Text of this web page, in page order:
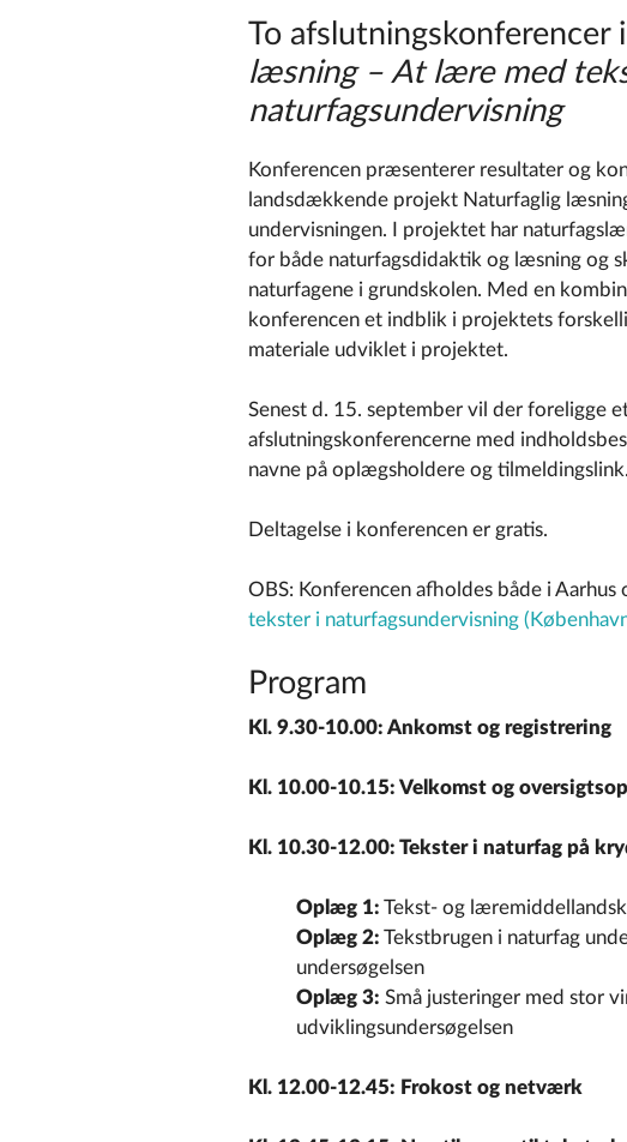
To afslutningskonferencer
læsning – At lære med
naturfagsundervisning
Konferencen præsenterer resultater og
landsdækkende projekt Naturfaglig
undervisningen. I projektet har
for både naturfagsdidaktik og læsning og
naturfagene i grundskolen. Med en
konferencen et indblik i projektets
materiale udviklet i projektet.
Senest d. 15. september vil der foreligge
afslutningskonferencerne med
navne på oplægsholdere og tilmeldingslink.
Deltagelse i konferencen er gratis.
OBS: Konferencen afholdes både i Aarhus
tekster i naturfagsundervisning
Program
Kl. 9.30-10.00: Ankomst og registrering
Kl. 10.00-10.15: Velkomst og
Kl. 10.30-12.00: Tekster i naturfag på
Oplæg 1: Tekst- og
Oplæg 2: Tekstbrugen i naturfag
undersøgelsen
Oplæg 3: Små justeringer med stor
udviklingsundersøgelsen
Kl. 12.00-12.45: Frokost og netværk